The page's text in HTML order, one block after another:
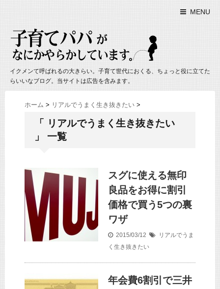
MENU
イクメンて呼ばれるの大きらい。子育て世代におくる、ちょっと役に立てた
らいいなブログ。当サイトは広告を含みます。
ホーム > リアルでうまく生き抜きたい >
「 リアルでうまく生き抜きたい
」 一覧
スグに使える無印
良品をお得に割引
価格で買う5つの裏
ワザ
2015/03/12
リアルでうま
く生き抜きたい
年会費6割引で三井